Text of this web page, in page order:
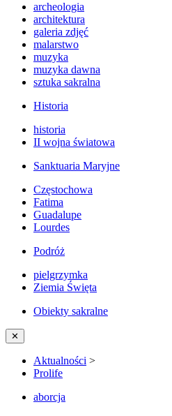
archeologia
architektura
galeria zdjęć
malarstwo
muzyka
muzyka dawna
sztuka sakralna
Historia
historia
II wojna światowa
Sanktuaria Maryjne
Częstochowa
Fatima
Guadalupe
Lourdes
Podróż
pielgrzymka
Ziemia Święta
Obiekty sakralne
✕
Aktualności >
Prolife
aborcja